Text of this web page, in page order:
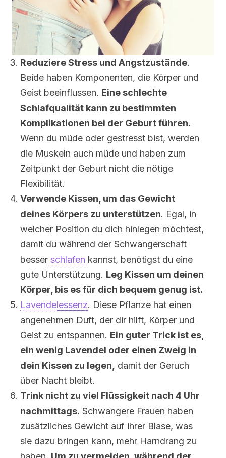
Reduziere Stress und Angstzustände.
Beide haben Komponenten, die Körper und
Geist beeinflussen. Eine schlechte
Schlafqualität kann zu bestimmten
Komplikationen bei der Geburt führen.
Wenn du müde oder gestresst bist, werden
die Muskeln auch müde und haben zum
Zeitpunkt der Geburt nicht die nötige
Flexibilität.
Verwende Kissen, um das Gewicht
deines Körpers zu unterstützen. Egal, in
welcher Position du dich hinlegen möchtest,
damit du während der Schwangerschaft
besser schlafen kannst, benötigst du eine
gute Unterstützung. Leg Kissen um deinen
Körper, bis es für dich bequem genug ist.
Lavendelessenz. Diese Pflanze hat einen
angenehmen Duft, der dir hilft, Körper und
Geist zu entspannen. Ein guter Trick ist es,
ein wenig Lavendel oder einen Zweig in
dein Kissen zu legen,
damit der Geruch
über Nacht bleibt.
Trink nicht zu viel Flüssigkeit nach 4 Uhr
nachmittags. Schwangere Frauen haben
zusätzliches Gewicht auf ihrer Blase, was
sie dazu bringen kann, mehr Harndrang zu